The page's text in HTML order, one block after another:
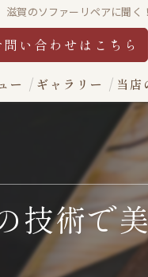
滋賀のソファーリペアに聞く
問い合わせはこちら
ー ギャラリー 当店
財布
カ
ソ
イス
技術で